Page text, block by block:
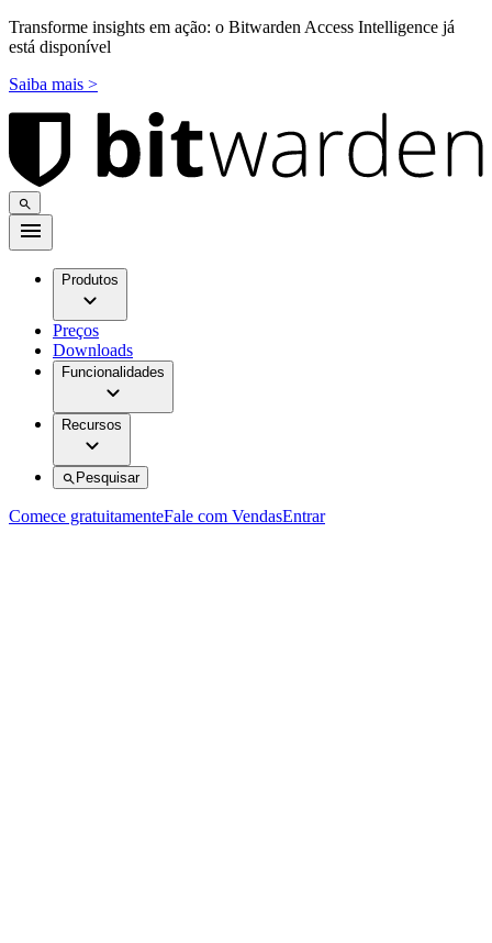
Transforme insights em ação: o Bitwarden Access Intelligence já
está disponível
Saiba mais >
Produtos
Preços
Downloads
Funcionalidades
Recursos
Pesquisar
Comece gratuitamenteFale com VendasEntrar